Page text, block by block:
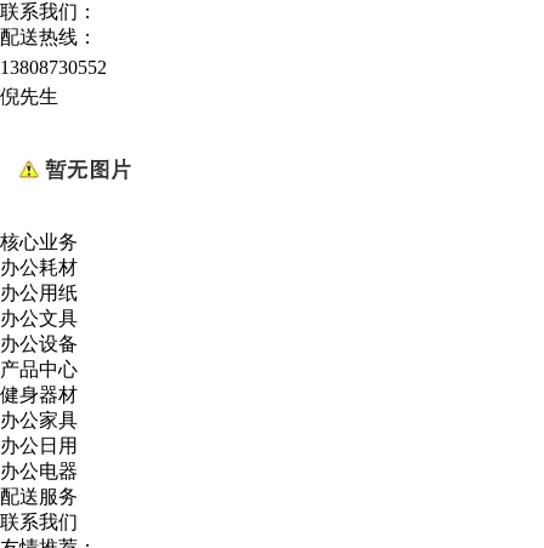
联系我们：
配送热线：
13808730552
倪先生
核心业务
办公耗材
办公用纸
办公文具
办公设备
产品中心
健身器材
办公家具
办公日用
办公电器
配送服务
联系我们